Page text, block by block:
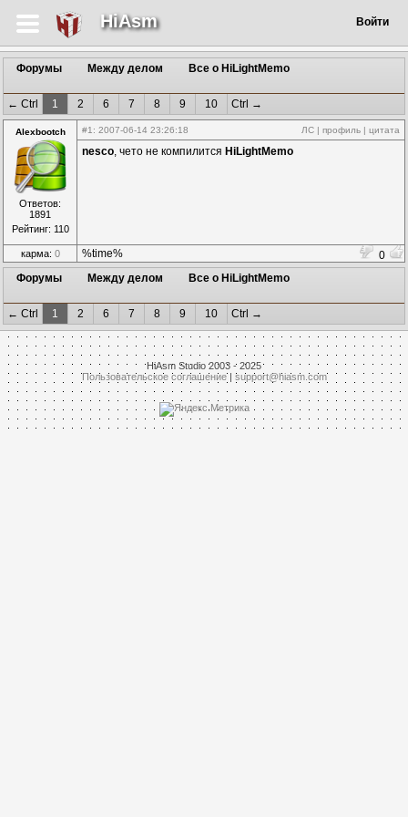
HiAsm Войти
Форумы Между делом Все о HiLightMemo
← Ctrl 1 2 6 7 8 9 10 Ctrl →
Alexbootch
Ответов:
1891
Рейтинг: 110
#1 : 2007-06-14 23:26:18 ЛС | профиль | цитата
nesco, чето не компилится HiLightMemo
карма: 0 %time%
0
Форумы
Между делом Все о HiLightMemo
← Ctrl 1 2 6 7 8 9 10 Ctrl →
HiAsm Studio 2003 - 2025
Пользовательское соглашение| support@hiasm.com